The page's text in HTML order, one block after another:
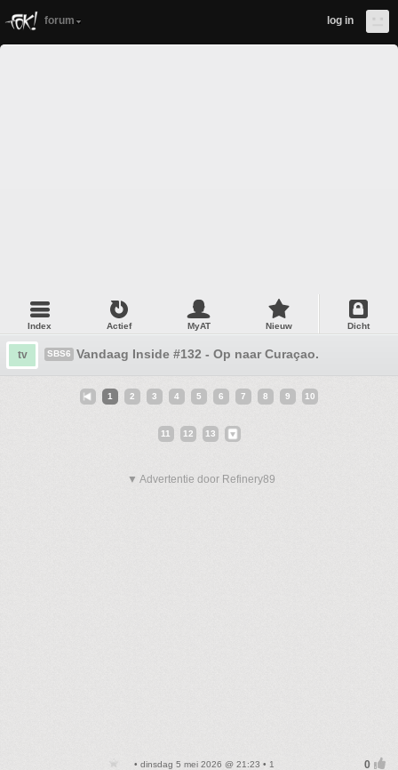
forum log in
Index Actief MyAT Nieuw Dicht
tv SBS6 Vandaag Inside #132 - Op naar Curaçao.
1 2 3 4 5 6 7 8 9 10
11 12 13
▼ Advertentie door Refinery89
• dinsdag 5 mei 2026 @ 21:23 • 1